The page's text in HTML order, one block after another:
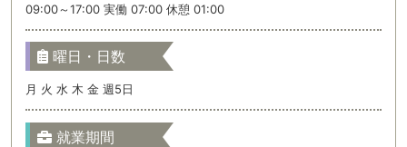
09:00～17:00 実働 07:00 休憩 01:00
曜日・日数
月 火 水 木 金 週5日
就業期間